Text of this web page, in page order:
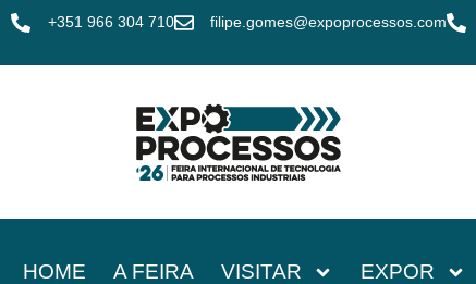
+351 966 304 710 filipe.gomes@expoprocessos.com
HOME A FEIRA VISITAR EXPOR